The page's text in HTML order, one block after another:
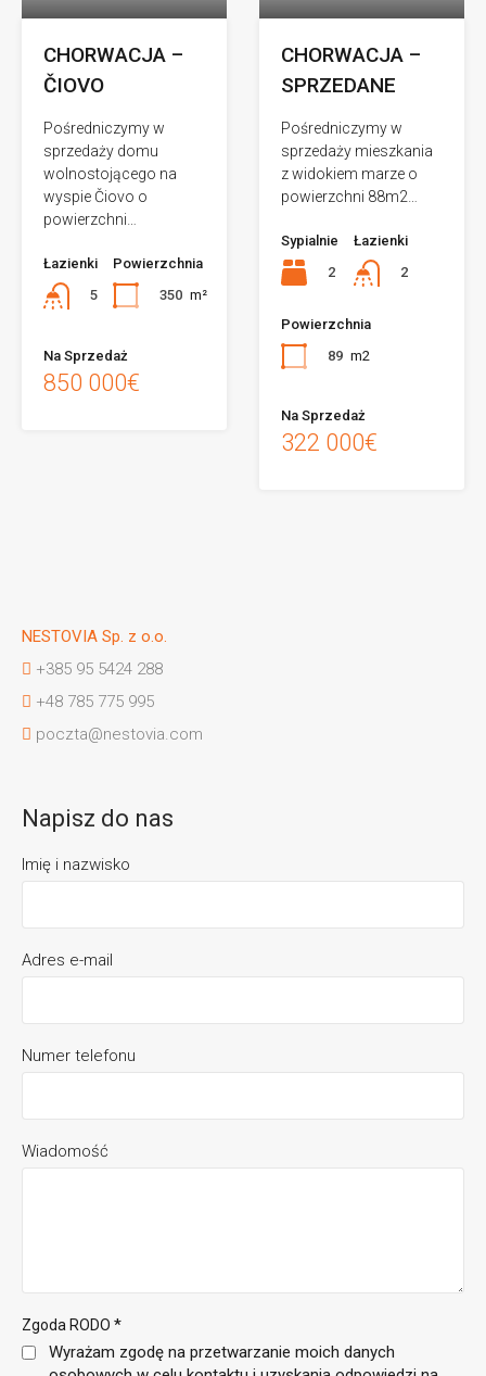
CHORWACJA –
ČIOVO
Pośredniczymy w
sprzedaży domu
wolnostojącego na
wyspie Čiovo o
powierzchni…
Łazienki
5
Powierzchnia
350 m²
Na Sprzedaż
850 000€
CHORWACJA –
SPRZEDANE
Pośredniczymy w
sprzedaży mieszkania
z widokiem marze o
powierzchni 88m2…
Sypialnie
2
Łazienki
2
Powierzchnia
89 m2
Na Sprzedaż
322 000€
NESTOVIA Sp. z o.o.
+385 95 5424 288
+48 785 775 995
poczta@nestovia.com
Napisz do nas
Imię i nazwisko
Adres e-mail
Numer telefonu
Wiadomość
Zgoda RODO *
Wyrażam zgodę na przetwarzanie moich danych